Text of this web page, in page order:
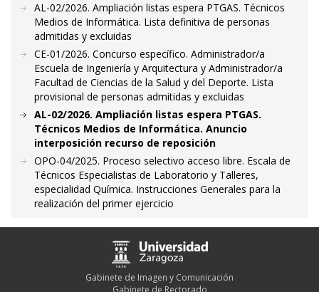
AL-02/2026. Ampliación listas espera PTGAS. Técnicos
Medios de Informática. Lista definitiva de personas
admitidas y excluidas
CE-01/2026. Concurso específico. Administrador/a
Escuela de Ingeniería y Arquitectura y Administrador/a
Facultad de Ciencias de la Salud y del Deporte. Lista
provisional de personas admitidas y excluidas
AL-02/2026. Ampliación listas espera PTGAS.
Técnicos Medios de Informática. Anuncio
interposición recurso de reposición
OPO-04/2025. Proceso selectivo acceso libre. Escala de
Técnicos Especialistas de Laboratorio y Talleres,
especialidad Química. Instrucciones Generales para la
realización del primer ejercicio
Gabinete de Imagen y Comunicación
Gabinete de Rectorado